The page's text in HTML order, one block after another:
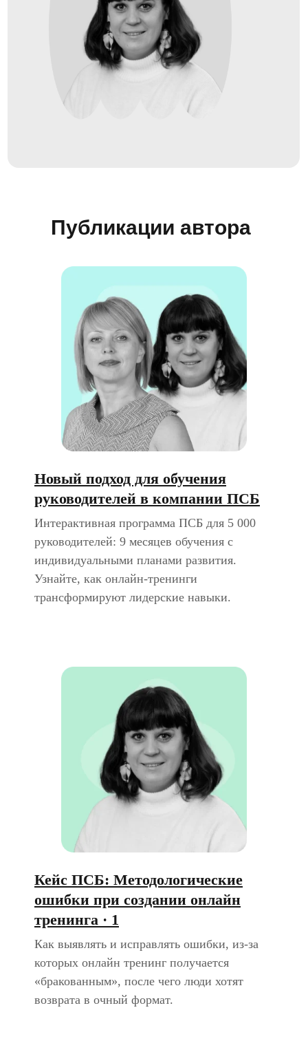
Публикации автора
Новый подход для обучения
руководителей в компании ПСБ
Интерактивная программа ПСБ для 5 000
руководителей: 9 месяцев обучения с
индивидуальными планами развития.
Узнайте, как онлайн-тренинги
трансформируют лидерские навыки.
Кейс ПСБ: Методологические
ошибки при создании онлайн
тренинга · 1
Как выявлять и исправлять ошибки, из-за
которых онлайн тренинг получается
«бракованным», после чего люди хотят
возврата в очный формат.